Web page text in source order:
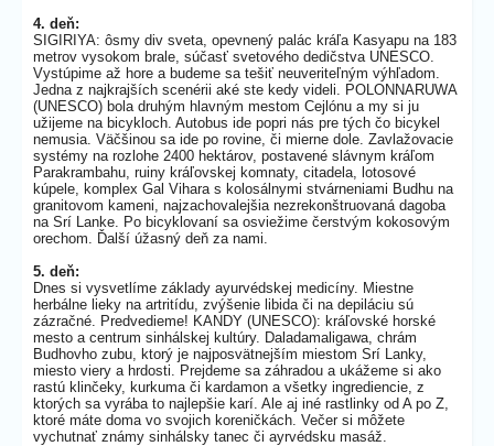
4. deň:
SIGIRIYA: ôsmy div sveta, opevnený palác kráľa Kasyapu na 183
metrov vysokom brale, súčasť svetového dedičstva UNESCO.
Vystúpime až hore a budeme sa tešiť neuveriteľným výhľadom.
Jedna z najkrajších scenérii aké ste kedy videli. POLONNARUWA
(UNESCO) bola druhým hlavným mestom Cejlónu a my si ju
užijeme na bicykloch. Autobus ide popri nás pre tých čo bicykel
nemusia. Väčšinou sa ide po rovine, či mierne dole. Zavlažovacie
systémy na rozlohe 2400 hektárov, postavené slávnym kráľom
Parakrambahu, ruiny kráľovskej komnaty, citadela, lotosové
kúpele, komplex Gal Vihara s kolosálnymi stvárneniami Budhu na
granitovom kameni, najzachovalejšia nezrekonštruovaná dagoba
na Srí Lanke. Po bicyklovaní sa osviežime čerstvým kokosovým
orechom. Ďalší úžasný deň za nami.
5. deň:
Dnes si vysvetlíme základy ayurvédskej medicíny. Miestne
herbálne lieky na artritídu, zvýšenie libida či na depiláciu sú
zázračné. Predvedieme! KANDY (UNESCO): kráľovské horské
mesto a centrum sinhálskej kultúry. Daladamaligawa, chrám
Budhovho zubu, ktorý je najposvätnejším miestom Srí Lanky,
miesto viery a hrdosti. Prejdeme sa záhradou a ukážeme si ako
rastú klinčeky, kurkuma či kardamon a všetky ingrediencie, z
ktorých sa vyrába to najlepšie karí. Ale aj iné rastlinky od A po Z,
ktoré máte doma vo svojich koreničkách. Večer si môžete
vychutnať známy sinhálsky tanec či ayrvédsku masáž.